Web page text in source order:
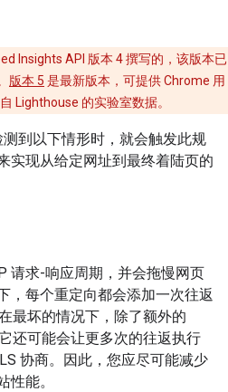
Insights API 版本 4 撰写的，该版本已
版本 5 是最新版本，可提供 Chrome 用
Lighthouse 的实验室数据。
到以下情形时，就会触发此规
实现从给定网址到最终着陆页的
请求-响应周期，并会拖慢网页
，每个重定向都会添加一次往返
最坏的情况下，除了额外的
还可能会让更多次的往返执行
协商。因此，您应尽可能减少
性能。